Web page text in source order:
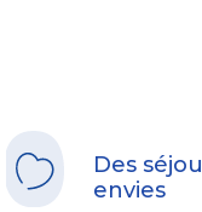
Des
envies